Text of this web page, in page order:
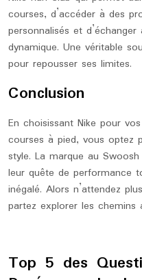
courses, d’accéder à des
personnalisés et
dynamique. Une véritable
pour repousser ses limites.
Conclusion
En choisissant Nike pour
courses à pied, vous optez
style. La marque au
leur quête de performance
inégalé. Alors n’attendez
partez explorer les chemins
Top 5 des